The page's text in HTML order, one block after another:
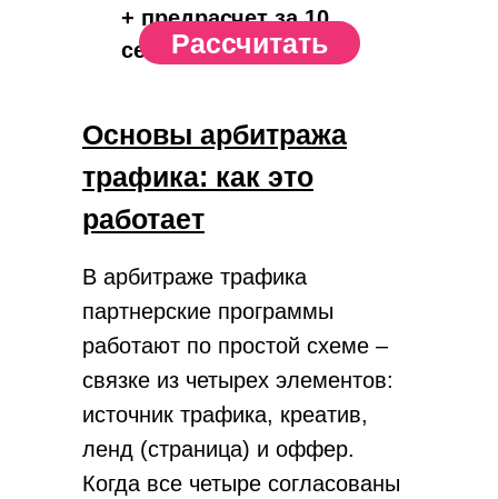
+ предрасчет за 10
сек.
Рассчитать
Основы арбитража
трафика: как это
работает
В арбитраже трафика
партнерские программы
работают по простой схеме –
связке из четырех элементов:
источник трафика, креатив,
ленд (страница) и оффер.
Когда все четыре согласованы